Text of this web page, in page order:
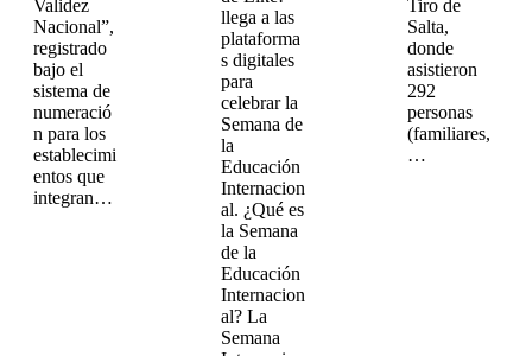
Validez
Nacional”,
registrado
bajo el
sistema de
numeració
n para los
establecimi
entos que
integran…
Tiro de
Salta,
donde
asistieron
292
personas
(familiares,
…
llega a las
plataforma
s digitales
para
celebrar la
Semana de
la
Educación
Internacion
al. ¿Qué es
la Semana
de la
Educación
Internacion
al? La
Semana